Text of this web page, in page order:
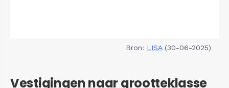
Bron: LISA(30-06-2025)
Vestigingen naar grootteklasse